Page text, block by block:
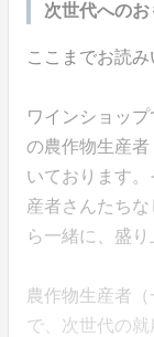
次世代へのお
ここまでお読み
ワインショッ
の農作物生産
いております
産者さんたち
ら一緒に、盛り
農作物生産者
で、次世代の就